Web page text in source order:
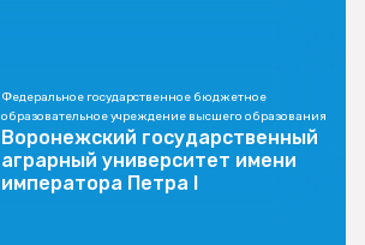
Федеральное государственное бюджетное
образовательное учреждение высшего образования
Воронежский государственный
аграрный университет имени
императора Петра I